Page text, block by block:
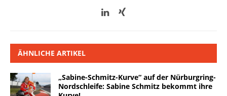
ÄHNLICHE ARTIKEL
„Sabine-Schmitz-Kurve“ auf der Nürburgring-
Nordschleife: Sabine Schmitz bekommt ihre